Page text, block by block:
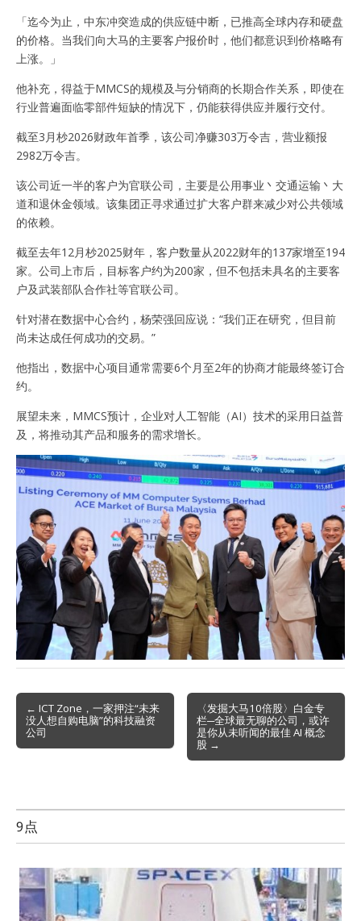
「迄今为止，中东冲突造成的供应链中断，已推高全球内存和硬盘
的价格。当我们向大马的主要客户报价时，他们都意识到价格略有
上涨。」
他补充，得益于MMCS的规模及与分销商的长期合作关系，即使在
行业普遍面临零部件短缺的情况下，仍能获得供应并履行交付。
截至3月杪2026财政年首季，该公司净赚303万令吉，营业额报
2982万令吉。
该公司近一半的客户为官联公司，主要是公用事业丶交通运输丶大
道和退休金领域。该集团正寻求通过扩大客户群来减少对公共领域
的依赖。
截至去年12月杪2025财年，客户数量从2022财年的137家增至194
家。公司上市后，目标客户约为200家，但不包括未具名的主要客
户及武装部队合作社等官联公司。
针对潜在数据中心合约，杨荣强回应说：“我们正在研究，但目前
尚未达成任何成功的交易。”
他指出，数据中心项目通常需要6个月至2年的协商才能最终签订合
约。
展望未来，MMCS预计，企业对人工智能（AI）技术的采用日益普
及，将推动其产品和服务的需求增长。
Post
navigation
← ICT Zone，一家押注“未来
没人想自购电脑”的科技融资
公司
〈发掘大马10倍股〉白金专
栏─全球最无聊的公司，或许
是你从未听闻的最佳 AI 概念
股 →
9点